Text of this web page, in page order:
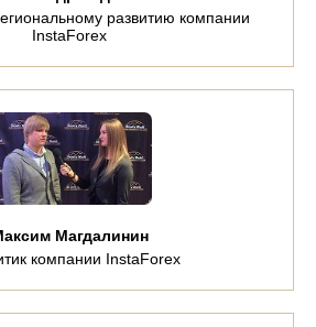
развитию компании
InstaForex
Магдалинин
компании InstaForex